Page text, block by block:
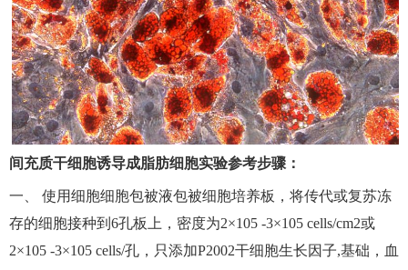
间充质干细胞诱导成脂肪细胞实验参考步骤：
一、 使用细胞细胞包被液包被细胞培养板，将传代或复苏冻
存的细胞接种到6孔板上，密度为2×105 -3×105 cells/cm2或
2×105 -3×105 cells/孔，只添加P2002干细胞生长因子,基础，血